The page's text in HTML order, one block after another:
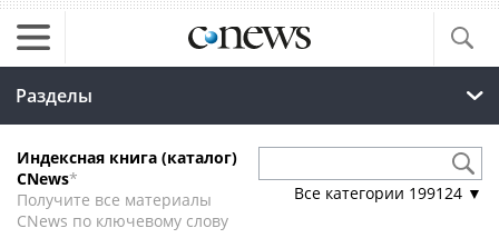
Разделы
Индексная книга (каталог)
CNews*
Получите все материалы
CNews по ключевому слову
Все категории 199124 ▼